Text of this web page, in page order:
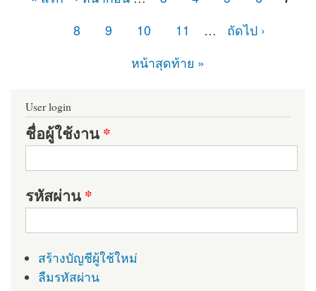
8
9 10 11 …
ถัดไป ›
หน้าสุดท้าย »
User login
ชื่อผู้ใช้งาน*
รหัสผ่าน*
สร้างบัญชีผู้ใช้ใหม่
ลืมรหัสผ่าน